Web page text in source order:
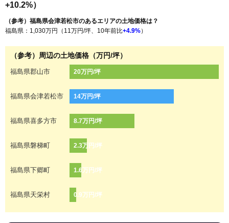
+10.2%）
（参考）福島県会津若松市のあるエリアの土地価格は？
福島県：1,030万円（11万円/坪、10年前比+4.9%）
（参考）周辺の土地価格（万円/坪）
福島県郡山市 20万円/坪
福島県会津若松市 14万円/坪
福島県喜多方市 8.7万円/坪
福島県磐梯町 2.3万円/坪
福島県下郷町 1.6万円/坪
福島県天栄村 0.9万円/坪